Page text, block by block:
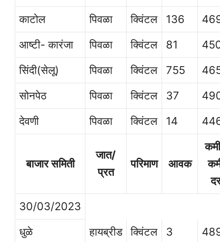
काटोल पिवळा क्विंटल 136
आष्टी- कारंजा
पिवळा क्विंटल 81
सिंदी(सेलू)
पिवळा क्विंटल 755
सोनपेठ
पिवळा क्विंटल 37
देवणी
पिवळा क्विंटल 14
बाजार समिती
जात/
प्रत
परिमाण आवक
30/03/2023
धुळे
हायब्रीड क्विंटल 3